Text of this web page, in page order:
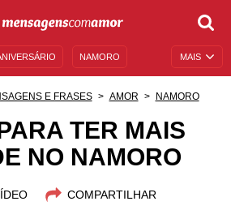
MAIS
NAMORO
MENSAGENS DE ANIVERSÁRIO
E FRASES AMOR NAMORO
TER MAIS
NO NAMORO
COMPARTILHAR